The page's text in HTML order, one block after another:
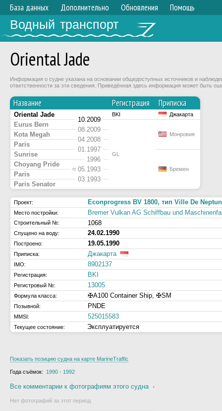
База данных Дополнительно Обновления Помощь
Водный транспорт
Oriental Jade
Информация о судне указана на основании общедоступных источников и
ответственности за эти сведения. Приведённая здесь информация может быть
Название Регистрация Приписка
Oriental Jade
10.2009
BKI Джакарта
Eurus Bern
08.2009
GL
Монровия
Kota Megah
04.2008
Paris
01.1997
Sunrise
1996
Бремен
Choyang Pride
≈ 05.1993
Paris
03.1993
Paris Senator
Проект: Econprogress BV 1800, тип Ville De
Место постройки: Bremer Vulkan AG Schiffbau und
Строительный №: 1068
Спущено на воду: 24.02.1990
Построено: 19.05.1990
Приписка: Джакарта
IMO: 8902137
Регистрация: BKI
Регистровый №: 13005
Формула класса: ✠A100 Container Ship, ✠SM
Позывной: PNDE
MMSI: 525015583
Текущее состояние: Эксплуатируется
Показать позицию судна на карте MarineTraffic
Года съёмок: 1990 · 1992
Все комментарии к фотографиям этого судна·
Нет фотографий за этот период